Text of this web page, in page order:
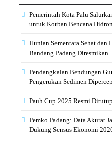
Pemerintah Kota Palu
untuk Korban Bencana
Hunian Sementara Sehat
Bandang Padang Diresmikan
Pendangkalan Bendungan
Pengerukan Sedimen
Pauh Cup 2025 Resmi
Pemko Padang: Data Akurat
Dukung Sensus Ekonomi